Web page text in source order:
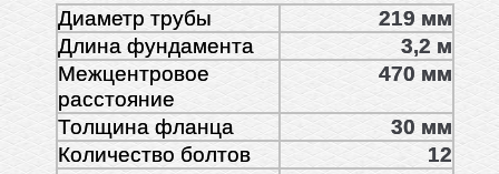
Диаметр трубы
219 мм
Длина фундамента
3,2 м
Межцентровое
расстояние
470 мм
Толщина фланца
30 мм
Количество болтов
12